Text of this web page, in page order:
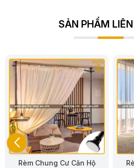
SẢN PHẨM
Rèm Chung Cư Căn Hộ